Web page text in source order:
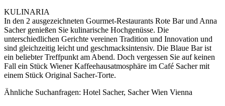
KULINARIA
In den 2 ausgezeichneten Gourmet-Restaurants Rote Bar und Anna
Sacher genießen Sie kulinarische Hochgenüsse. Die
unterschiedlichen Gerichte vereinen Tradition und Innovation und
sind gleichzeitig leicht und geschmacksintensiv. Die Blaue Bar ist
ein beliebter Treffpunkt am Abend. Doch vergessen Sie auf keinen
Fall ein Stück Wiener Kaffeehausatmosphäre im Café Sacher mit
einem Stück Original Sacher-Torte.
Ähnliche Suchanfragen: Hotel Sacher, Sacher Wien Vienna